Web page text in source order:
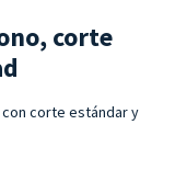
corte
corte estándar y